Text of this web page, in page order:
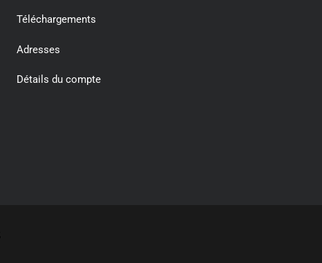
Téléchargements
Adresses
Détails du compte